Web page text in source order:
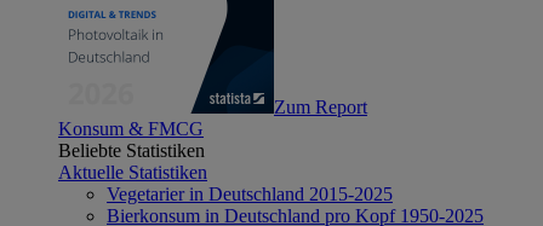
Zum Report
Konsum & FMCG
Beliebte Statistiken
Aktuelle Statistiken
Vegetarier in Deutschland 2015-2025
Bierkonsum in Deutschland pro Kopf 1950-2025